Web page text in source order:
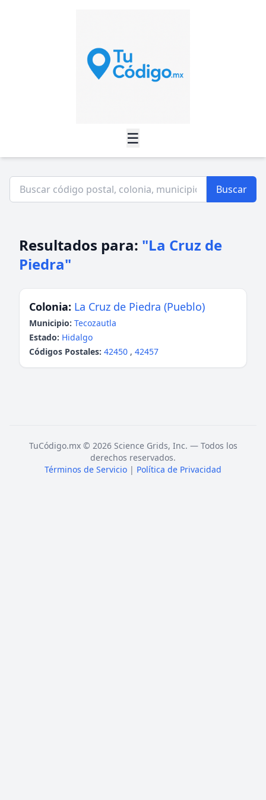
☰
Buscar
Resultados para: "La Cruz de
Piedra"
Colonia: La Cruz de Piedra (Pueblo)
Municipio: Tecozautla
Estado: Hidalgo
Códigos Postales: 42450 , 42457
TuCódigo.mx © 2026 Science Grids, Inc. — Todos los
derechos reservados.
Términos de Servicio | Política de Privacidad